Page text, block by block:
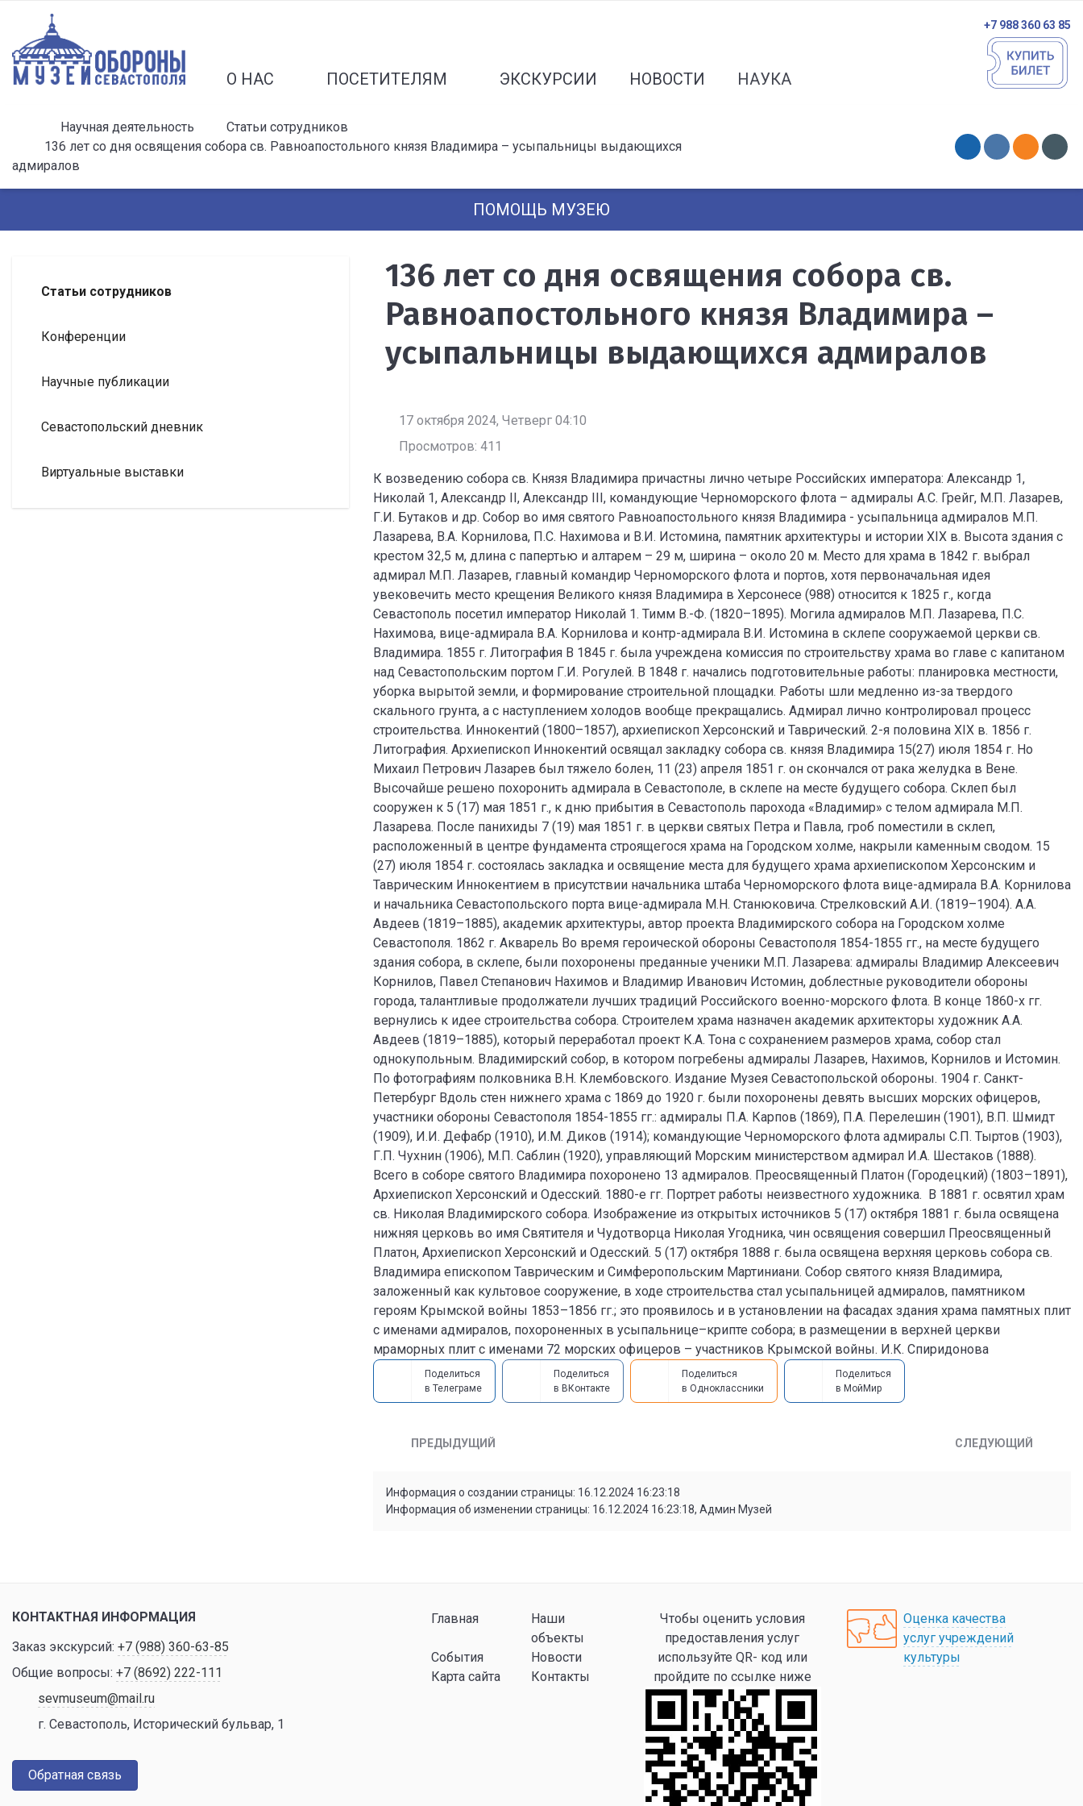
О НАС ПОСЕТИТЕЛЯМ ЭКСКУРСИИ НОВОСТИ НАУКА
+7 988 360 63 85
Научная деятельность
Статьи сотрудников
136 лет со дня освящения собора св. Равноапостольного князя Владимира – усыпальницы выдающихся
адмиралов
ПОМОЩЬ МУЗЕЮ
Статьи сотрудников
Конференции
Научные публикации
Севастопольский дневник
Виртуальные выставки
136 лет со дня освящения собора св.
Равноапостольного князя Владимира –
усыпальницы выдающихся адмиралов
17 октября 2024, Четверг 04:10
Просмотров: 411
К возведению собора св. Князя Владимира причастны лично четыре Российских императора: Александр 1,
Николай 1, Александр II, Александр III, командующие Черноморского флота – адмиралы А.С. Грейг, М.П. Лазарев,
Г.И. Бутаков и др. Собор во имя святого Равноапостольного князя Владимира - усыпальница адмиралов М.П.
Лазарева, В.А. Корнилова, П.С. Нахимова и В.И. Истомина, памятник архитектуры и истории XIX в. Высота здания с
крестом 32,5 м, длина с папертью и алтарем – 29 м, ширина – около 20 м. Место для храма в 1842 г. выбрал
адмирал М.П. Лазарев, главный командир Черноморского флота и портов, хотя первоначальная идея
увековечить место крещения Великого князя Владимира в Херсонесе (988) относится к 1825 г., когда
Севастополь посетил император Николай 1. Тимм В.-Ф. (1820–1895). Могила адмиралов М.П. Лазарева, П.С.
Нахимова, вице-адмирала В.А. Корнилова и контр-адмирала В.И. Истомина в склепе сооружаемой церкви св.
Владимира. 1855 г. Литография В 1845 г. была учреждена комиссия по строительству храма во главе с капитаном
над Севастопольским портом Г.И. Рогулей. В 1848 г. начались подготовительные работы: планировка местности,
уборка вырытой земли, и формирование строительной площадки. Работы шли медленно из-за твердого
скального грунта, а с наступлением холодов вообще прекращались. Адмирал лично контролировал процесс
строительства. Иннокентий (1800–1857), архиепископ Херсонский и Таврический. 2-я половина XIX в. 1856 г.
Литография. Архиепископ Иннокентий освящал закладку собора св. князя Владимира 15(27) июля 1854 г. Но
Михаил Петрович Лазарев был тяжело болен, 11 (23) апреля 1851 г. он скончался от рака желудка в Вене.
Высочайше решено похоронить адмирала в Севастополе, в склепе на месте будущего собора. Склеп был
сооружен к 5 (17) мая 1851 г., к дню прибытия в Севастополь парохода «Владимир» с телом адмирала М.П.
Лазарева. После панихиды 7 (19) мая 1851 г. в церкви святых Петра и Павла, гроб поместили в склеп,
расположенный в центре фундамента строящегося храма на Городском холме, накрыли каменным сводом. 15
(27) июля 1854 г. состоялась закладка и освящение места для будущего храма архиепископом Херсонским и
Таврическим Иннокентием в присутствии начальника штаба Черноморского флота вице-адмирала В.А. Корнилова
и начальника Севастопольского порта вице-адмирала М.Н. Станюковича. Стрелковский А.И. (1819–1904). А.А.
Авдеев (1819–1885), академик архитектуры, автор проекта Владимирского собора на Городском холме
Севастополя. 1862 г. Акварель Во время героической обороны Севастополя 1854-1855 гг., на месте будущего
здания собора, в склепе, были похоронены преданные ученики М.П. Лазарева: адмиралы Владимир Алексеевич
Корнилов, Павел Степанович Нахимов и Владимир Иванович Истомин, доблестные руководители обороны
города, талантливые продолжатели лучших традиций Российского военно-морского флота. В конце 1860-х гг.
вернулись к идее строительства собора. Строителем храма назначен академик архитекторы художник А.А.
Авдеев (1819–1885), который переработал проект К.А. Тона с сохранением размеров храма, собор стал
однокупольным. Владимирский собор, в котором погребены адмиралы Лазарев, Нахимов, Корнилов и Истомин.
По фотографиям полковника В.Н. Клембовского. Издание Музея Севастопольской обороны. 1904 г. Санкт-
Петербург Вдоль стен нижнего храма с 1869 до 1920 г. были похоронены девять высших морских офицеров,
участники обороны Севастополя 1854-1855 гг.: адмиралы П.А. Карпов (1869), П.А. Перелешин (1901), В.П. Шмидт
(1909), И.И. Дефабр (1910), И.М. Диков (1914); командующие Черноморского флота адмиралы С.П. Тыртов (1903),
Г.П. Чухнин (1906), М.П. Саблин (1920), управляющий Морским министерством адмирал И.А. Шестаков (1888).
Всего в соборе святого Владимира похоронено 13 адмиралов. Преосвященный Платон (Городецкий) (1803–1891),
Архиепископ Херсонский и Одесский. 1880-е гг. Портрет работы неизвестного художника. В 1881 г. освятил храм
св. Николая Владимирского собора. Изображение из открытых источников 5 (17) октября 1881 г. была освящена
нижняя церковь во имя Святителя и Чудотворца Николая Угодника, чин освящения совершил Преосвященный
Платон, Архиепископ Херсонский и Одесский. 5 (17) октября 1888 г. была освящена верхняя церковь собора св.
Владимира епископом Таврическим и Симферопольским Мартиниани. Собор святого князя Владимира,
заложенный как культовое сооружение, в ходе строительства стал усыпальницей адмиралов, памятником
героям Крымской войны 1853–1856 гг.; это проявилось и в установлении на фасадах здания храма памятных плит
с именами адмиралов, похороненных в усыпальнице–крипте собора; в размещении в верхней церкви
мраморных плит с именами 72 морских офицеров – участников Крымской войны. И.К. Спиридонова
Поделиться
в Телеграме
Поделиться
в ВКонтакте
Поделиться
в Одноклассники
Поделиться
в МойМир
ПРЕДЫДУЩИЙ СЛЕДУЮЩИЙ
Информация о создании страницы: 16.12.2024 16:23:18
Информация об изменении страницы: 16.12.2024 16:23:18, Админ Музей
КОНТАКТНАЯ ИНФОРМАЦИЯ
Заказ экскурсий: +7 (988) 360-63-85
Общие вопросы: +7 (8692) 222-111
sevmuseum@mail.ru
г. Севастополь, Исторический бульвар, 1
Обратная связь
Главная
Наши
объекты
События
Новости
Карта сайта
Контакты
Чтобы оценить условия
предоставления услуг
используйте QR- код или
пройдите по ссылке ниже
Оценка качества
услуг учреждений
культуры